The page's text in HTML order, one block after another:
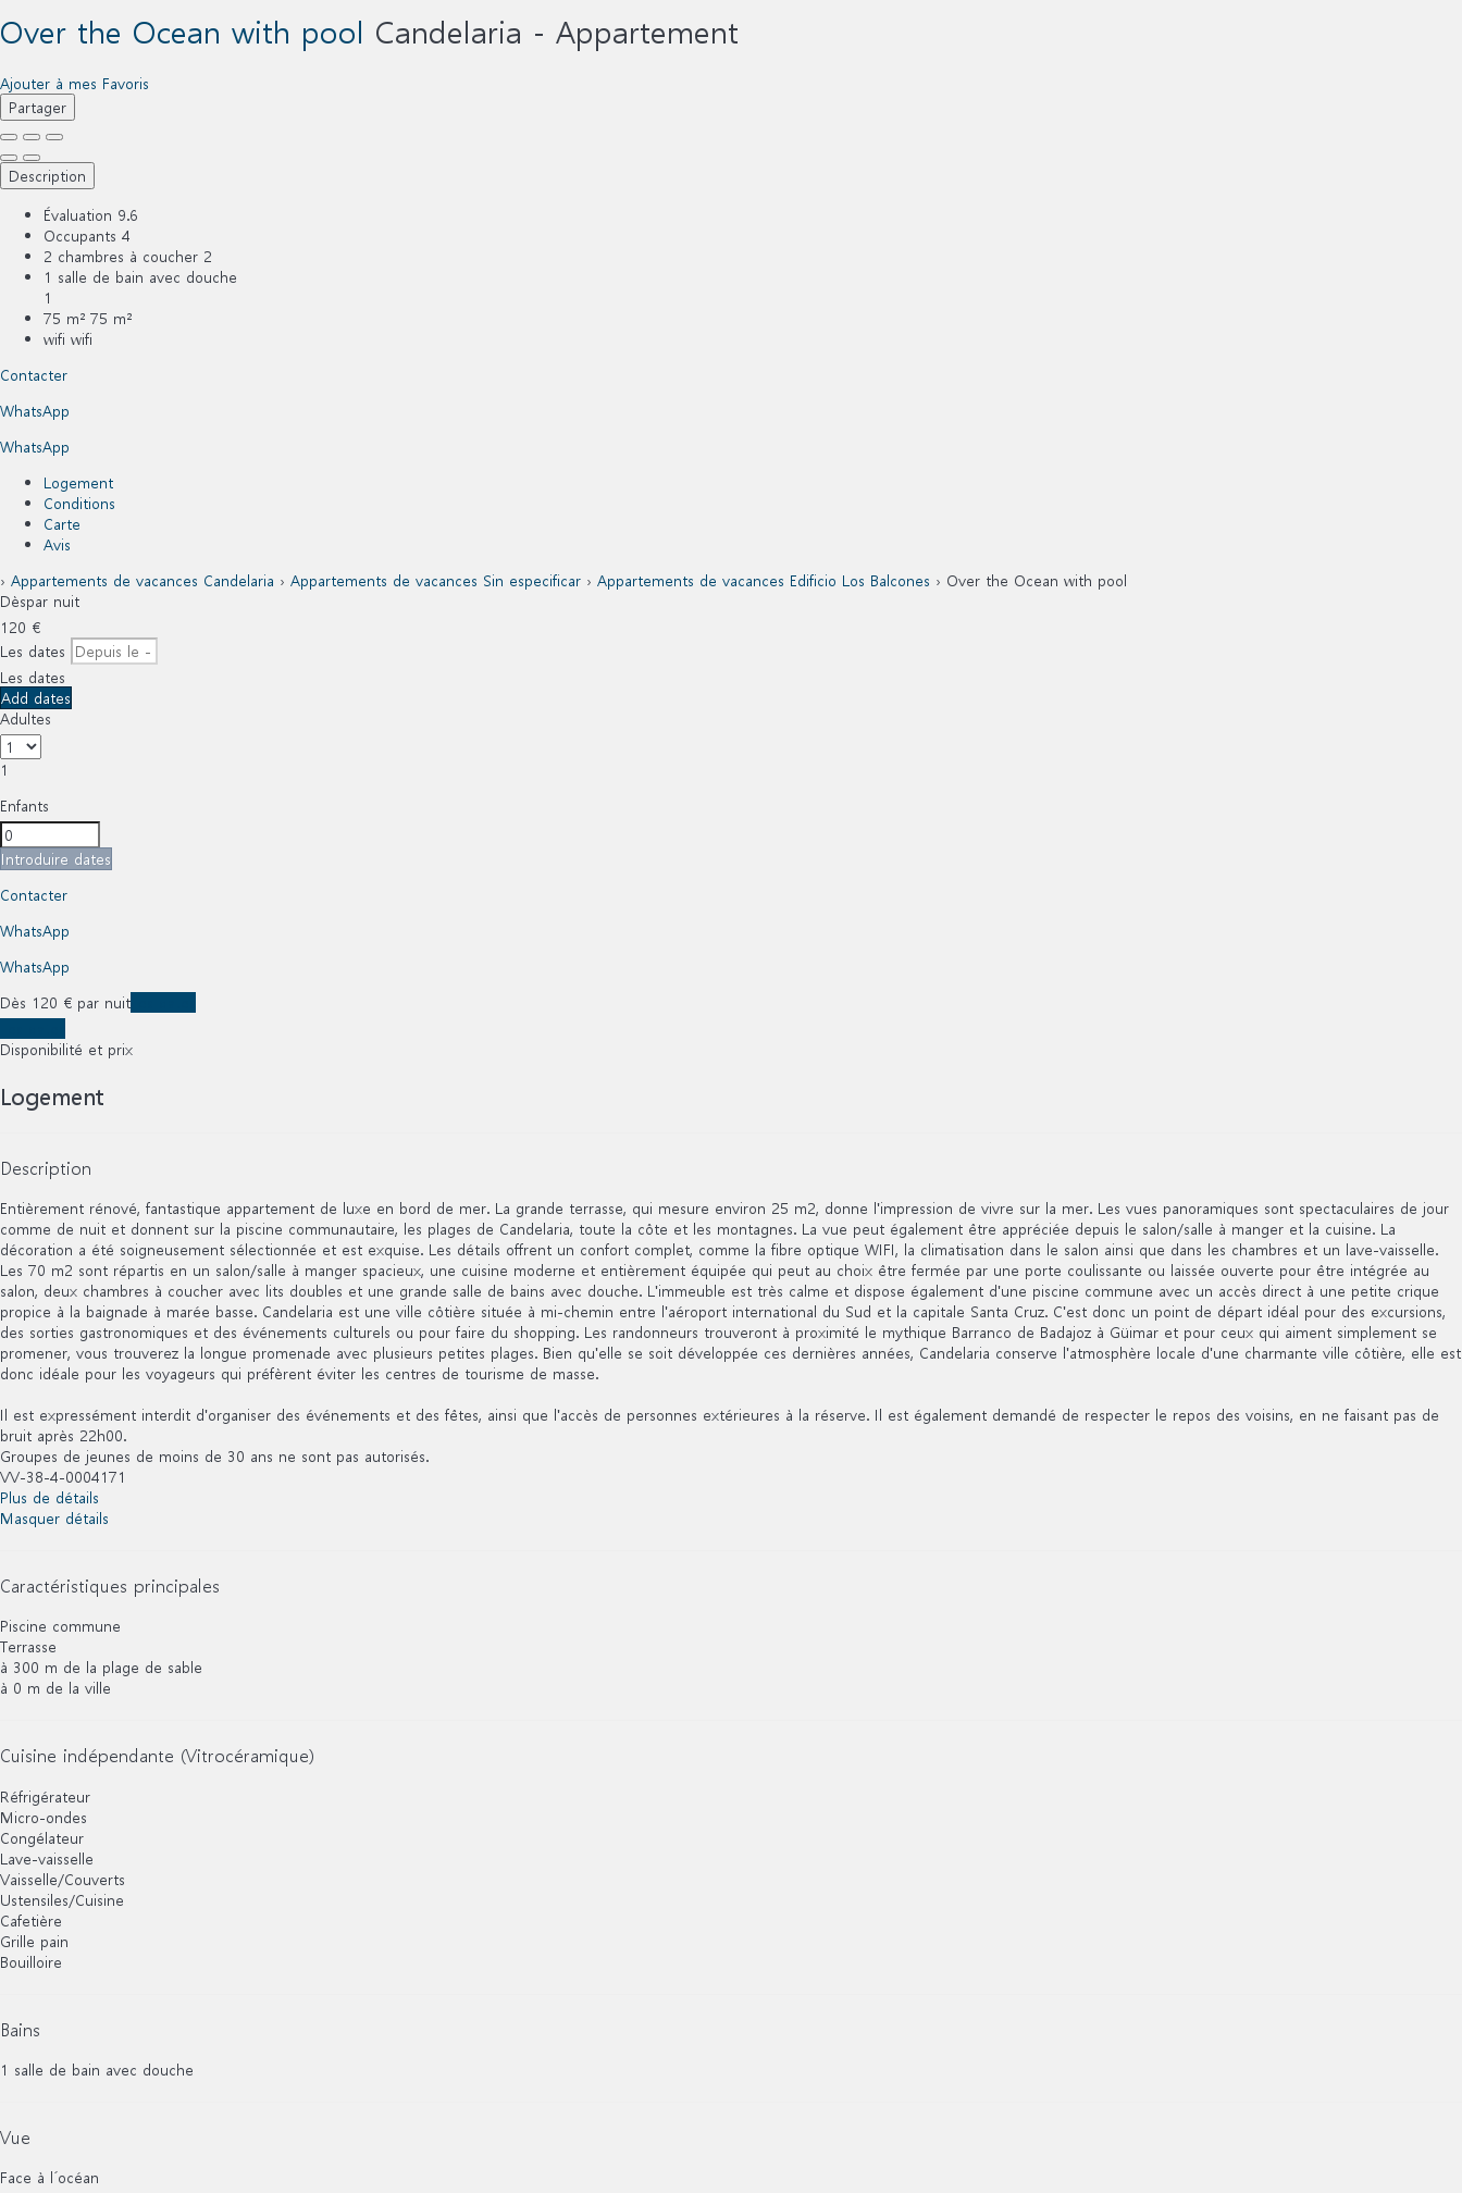
Over the Ocean with pool Candelaria - Appartement
Ajouter à mes Favoris
Partager
Description
Évaluation 9.6
Occupants 4
2 chambres à coucher 2
1 salle de bain avec douche
1
75 m² 75 m²
wifi wifi
Contacter
WhatsApp
WhatsApp
Logement
Conditions
Carte
Avis
› Appartements de vacances Candelaria › Appartements de vacances Sin especificar › Appartements de vacances Edificio Los Balcones › Over the Ocean with pool
Dèspar nuit
120 €
Les dates
Les dates
Add dates
Adultes
1
Enfants
Introduire dates
Contacter
WhatsApp
WhatsApp
Dès 120 € par nuit
Disponibilité et prix
Logement
Description
Entièrement rénové, fantastique appartement de luxe en bord de mer. La grande terrasse, qui mesure environ 25 m2, donne l'impression de vivre sur la mer. Les vues panoramiques sont spectaculaires de jour
comme de nuit et donnent sur la piscine communautaire, les plages de Candelaria, toute la côte et les montagnes. La vue peut également être appréciée depuis le salon/salle à manger et la cuisine. La
décoration a été soigneusement sélectionnée et est exquise. Les détails offrent un confort complet, comme la fibre optique WIFI, la climatisation dans le salon ainsi que dans les chambres et un lave-vaisselle.
Les 70 m2 sont répartis en un salon/salle à manger spacieux, une cuisine moderne et entièrement équipée qui peut au choix être fermée par une porte coulissante ou laissée ouverte pour être intégrée au
salon, deux chambres à coucher avec lits doubles et une grande salle de bains avec douche. L'immeuble est très calme et dispose également d'une piscine commune avec un accès direct à une petite crique
propice à la baignade à marée basse. Candelaria est une ville côtière située à mi-chemin entre l'aéroport international du Sud et la capitale Santa Cruz. C'est donc un point de départ idéal pour des excursions,
des sorties gastronomiques et des événements culturels ou pour faire du shopping. Les randonneurs trouveront à proximité le mythique Barranco de Badajoz à Güimar et pour ceux qui aiment simplement se
promener, vous trouverez la longue promenade avec plusieurs petites plages. Bien qu'elle se soit développée ces dernières années, Candelaria conserve l'atmosphère locale d'une charmante ville côtière, elle est
donc idéale pour les voyageurs qui préfèrent éviter les centres de tourisme de masse.
Il est expressément interdit d'organiser des événements et des fêtes, ainsi que l'accès de personnes extérieures à la réserve. Il est également demandé de respecter le repos des voisins, en ne faisant pas de
bruit après 22h00.
Groupes de jeunes de moins de 30 ans ne sont pas autorisés.
VV-38-4-0004171
Plus de détails
Masquer détails
Caractéristiques principales
Piscine commune
Terrasse
à 300 m de la plage de sable
à 0 m de la ville
Cuisine indépendante (Vitrocéramique)
Réfrigérateur
Micro-ondes
Congélateur
Lave-vaisselle
Vaisselle/Couverts
Ustensiles/Cuisine
Cafetière
Grille pain
Bouilloire
Bains
1 salle de bain avec douche
Vue
Face à l´océan